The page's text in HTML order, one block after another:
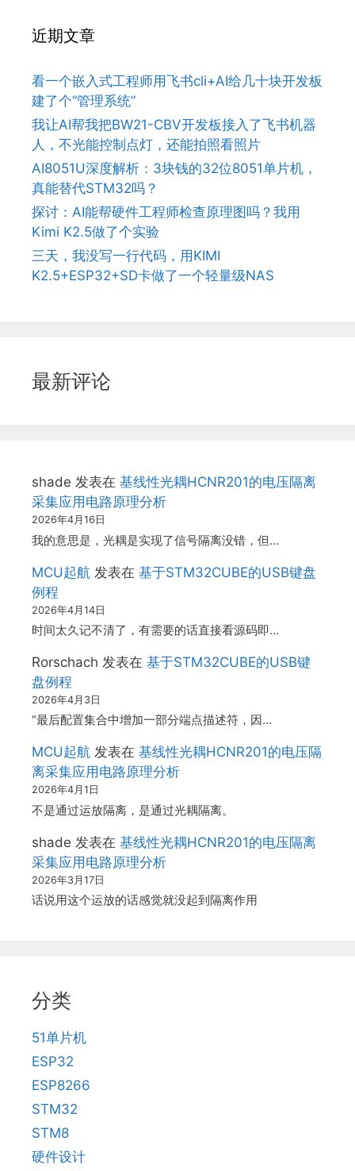
近期文章
看一个嵌入式工程师用飞书cli+AI给几十块开发板
建了个“管理系统”
我让AI帮我把BW21-CBV开发板接入了飞书机器
人，不光能控制点灯，还能拍照看照片
AI8051U深度解析：3块钱的32位8051单片机，
真能替代STM32吗？
探讨：AI能帮硬件工程师检查原理图吗？我用
Kimi K2.5做了个实验
三天，我没写一行代码，用KIMI
K2.5+ESP32+SD卡做了一个轻量级NAS
最新评论
shade 发表在 基线性光耦HCNR201的电压隔离
采集应用电路原理分析
2026年4月16日
我的意思是，光耦是实现了信号隔离没错，但…
MCU起航 发表在 基于STM32CUBE的USB键盘
例程
2026年4月14日
时间太久记不清了，有需要的话直接看源码即…
Rorschach 发表在 基于STM32CUBE的USB键
盘例程
2026年4月3日
“最后配置集合中增加一部分端点描述符，因…
MCU起航 发表在 基线性光耦HCNR201的电压隔
离采集应用电路原理分析
2026年4月1日
不是通过运放隔离，是通过光耦隔离。
shade 发表在 基线性光耦HCNR201的电压隔离
采集应用电路原理分析
2026年3月17日
话说用这个运放的话感觉就没起到隔离作用
分类
51单片机
ESP32
ESP8266
STM32
STM8
硬件设计